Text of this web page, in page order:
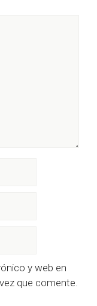
y web en
que comente.